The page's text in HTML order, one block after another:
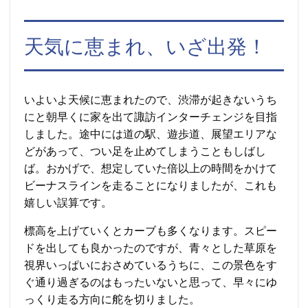
天気に恵まれ、いざ出発！
いよいよ天候に恵まれたので、渋滞が起きないうち
にと朝早くに家を出て諏訪インターチェンジを目指
しました。途中には道の駅、遊歩道、展望エリアな
どがあって、つい足を止めてしまうこともしばし
ば。おかげで、想定していた倍以上の時間をかけて
ビーナスラインを走ることになりましたが、これも
嬉しい誤算です。
標高を上げていくとカーブも多くなります。スピー
ドを出しても良かったのですが、青々とした草原を
視界いっぱいにおさめているうちに、この景色をす
ぐ通り過ぎるのはもったいないと思って、早々にゆ
っくり走る方向に舵を切りました。